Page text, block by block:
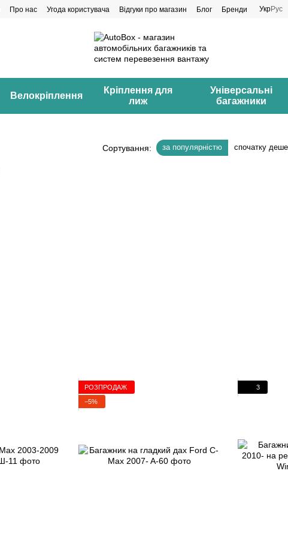
Про нас Угода користувача Відгуки про магазин Блог Бренди УкрРус
Велокріплення
Кріплення для
лиж
Універсальні
багажники
Сортування: за популярністю спочатку
РОЗПРОДАЖ
−5%
3